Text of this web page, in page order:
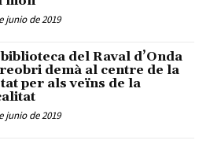
junio de 2019
del Raval d’Onda
demà al centre de la
per als veïns de la
junio de 2019